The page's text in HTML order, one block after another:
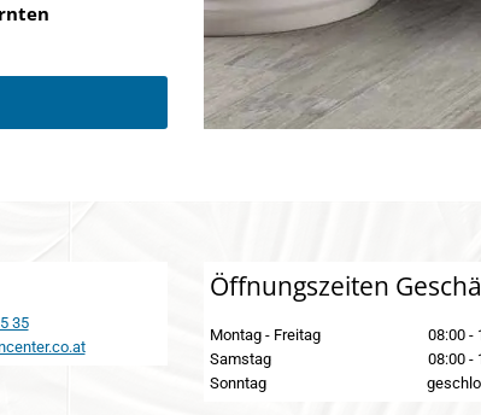
35
Öffnungszeiten
Montag - Freitag
08:00 -
Samstag
08:00 -
Sonntag